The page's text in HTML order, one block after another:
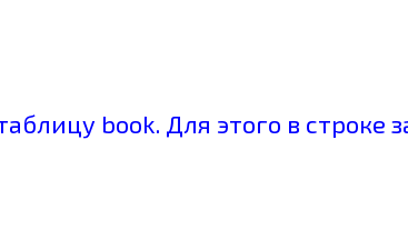
book. Для этого в строке